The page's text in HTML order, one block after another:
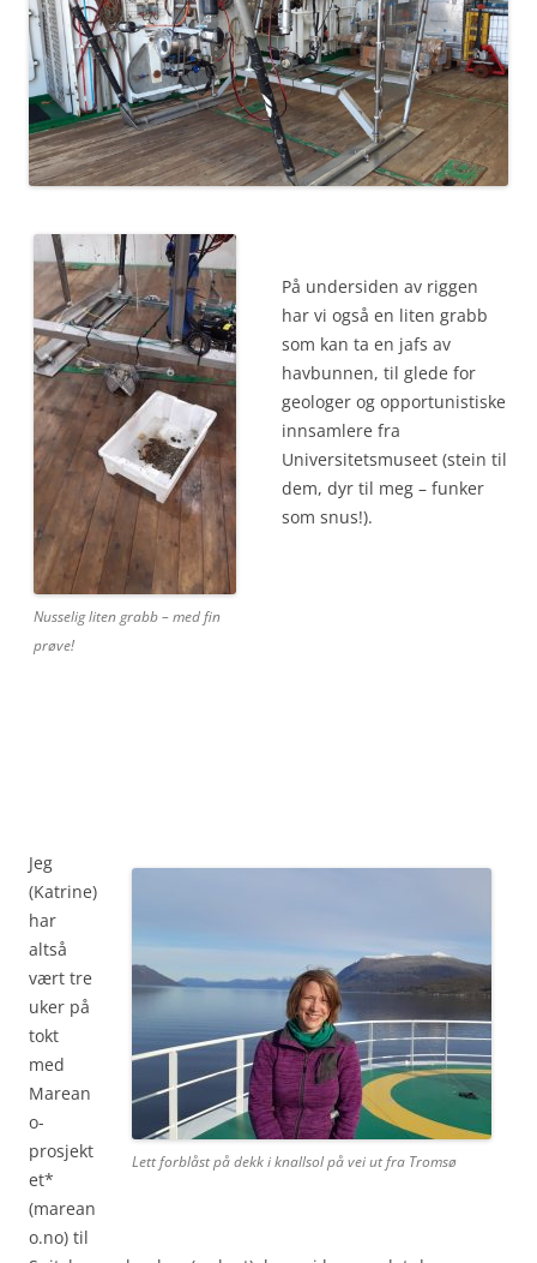
Nusselig liten grabb – med fin
prøve!
På undersiden av riggen
har vi også en liten grabb
som kan ta en jafs av
havbunnen, til glede for
geologer og opportunistiske
innsamlere fra
Universitetsmuseet (stein til
dem, dyr til meg – funker
som snus!).
Lett forblåst på dekk i knallsol på vei ut fra Tromsø
Jeg
(Katrine)
har
altså
vært tre
uker på
tokt
med
Marean
o-
prosjekt
et*
(marean
o.no) til